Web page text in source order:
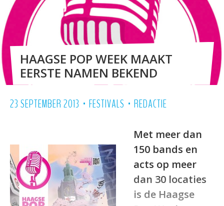
HAAGSE POP WEEK MAAKT
EERSTE NAMEN BEKEND
23 SEPTEMBER 2013 • FESTIVALS • REDACTIE
Met meer dan
150 bands en
acts op meer
dan 30 locaties
is de Haagse